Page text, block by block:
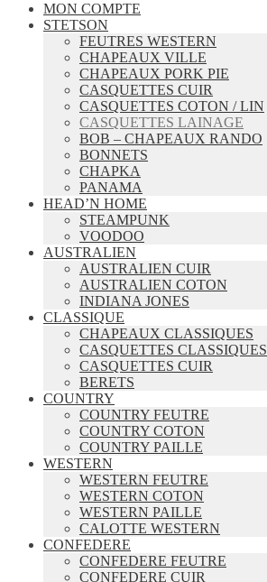
MON COMPTE
STETSON
FEUTRES WESTERN
CHAPEAUX VILLE
CHAPEAUX PORK PIE
CASQUETTES CUIR
CASQUETTES COTON / LIN
CASQUETTES LAINAGE
BOB – CHAPEAUX RANDO
BONNETS
CHAPKA
PANAMA
HEAD’N HOME
STEAMPUNK
VOODOO
AUSTRALIEN
AUSTRALIEN CUIR
AUSTRALIEN COTON
INDIANA JONES
CLASSIQUE
CHAPEAUX CLASSIQUES
CASQUETTES CLASSIQUES
CASQUETTES CUIR
BERETS
COUNTRY
COUNTRY FEUTRE
COUNTRY COTON
COUNTRY PAILLE
WESTERN
WESTERN FEUTRE
WESTERN COTON
WESTERN PAILLE
CALOTTE WESTERN
CONFEDERE
CONFEDERE FEUTRE
CONFEDERE CUIR